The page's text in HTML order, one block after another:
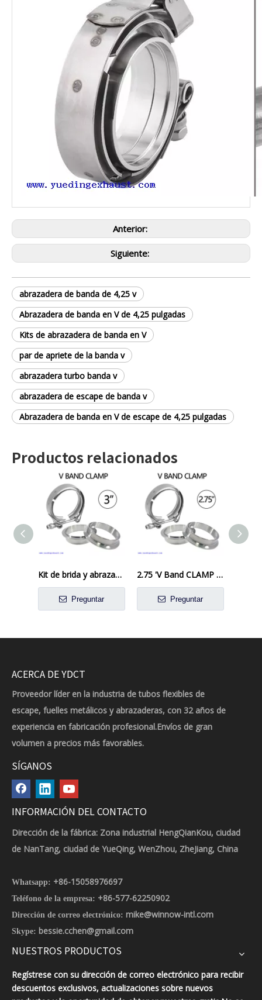
Anterior:
Siguiente:
abrazadera de banda de 4,25 v
Abrazadera de banda en V de 4,25 pulgadas
Kits de abrazadera de banda en V
par de apriete de la banda v
abrazadera turbo banda v
abrazadera de escape de banda v
Abrazadera de banda en V de escape de 4,25 pulgadas
Productos relacionados
Kit de brida y abrazadera de banda V de 3 '' para tuberías de escape turbo
Preguntar
2.75 'V Band CLAMP INOXIMA 2 3/4 ' Kit de brida de escape Diseño femenino
Preguntar
ACERCA DE YDCT
Proveedor líder en la industria de tubos flexibles de
escape, fuelles metálicos y abrazaderas, con 32 años de
experiencia en fabricación profesional.Envíos de gran
volumen a precios más favorables.
SÍGANOS
INFORMACIÓN DEL CONTACTO
Dirección de la fábrica: Zona industrial HengQianKou, ciudad
de NanTang, ciudad de YueQing, WenZhou, ZheJiang, China
Whatsapp: +86-15058976697
Teléfono de la empresa: +86-577-62250902
Dirección de correo electrónico: mike@winnow-intl.com
Skype: bessie.cchen@gmail.com
NUESTROS PRODUCTOS
Regístrese con su dirección de correo electrónico para recibir
descuentos exclusivos, actualizaciones sobre nuevos